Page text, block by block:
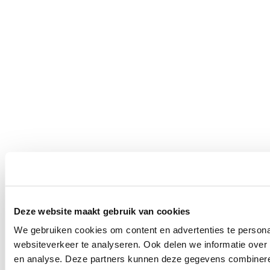
Deze website maakt gebruik van cookies
We gebruiken cookies om content en advertenties te
websiteverkeer te analyseren. Ook delen we informatie
en analyse. Deze partners kunnen deze gegevens